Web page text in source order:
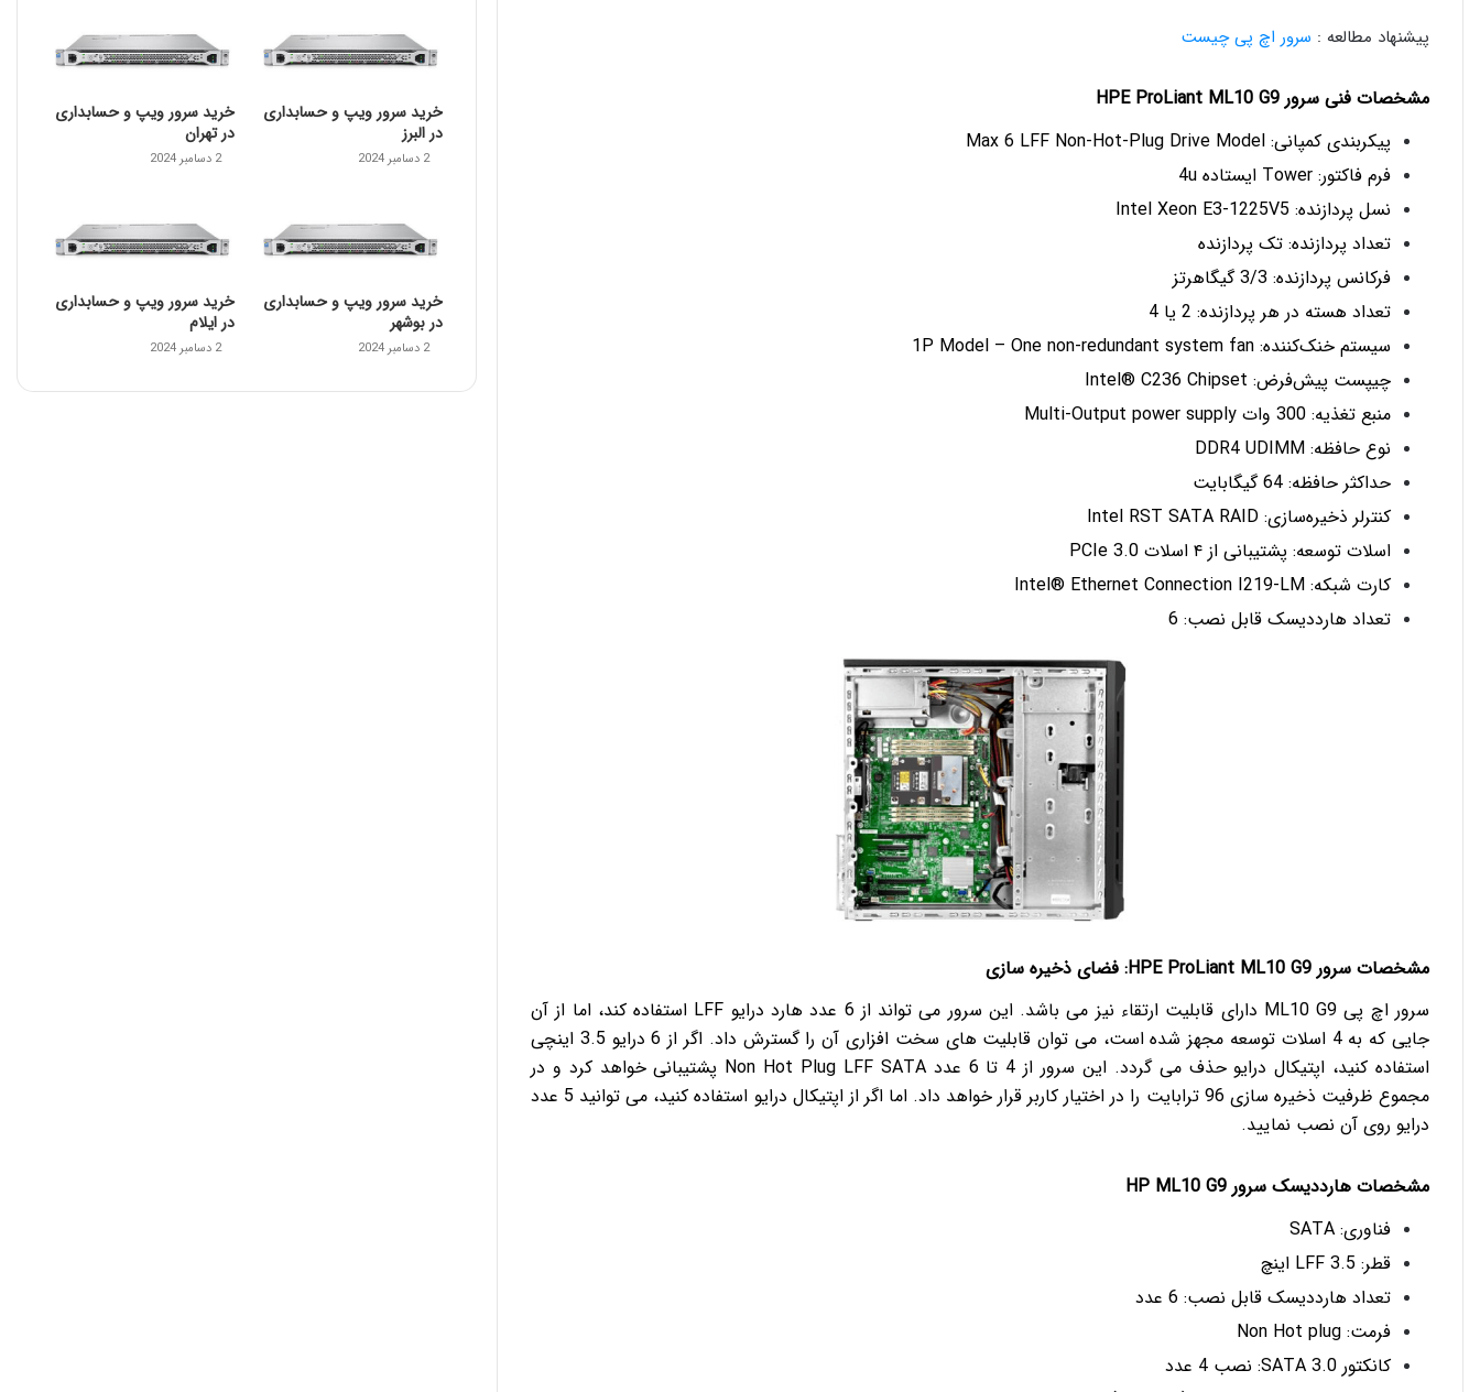
پیشنهاد مطالعه : سرور اچ پی چیست
مشخصات فنی سرور HPE ProLiant ML10 G9
پیکربندی کمپانی: Max 6 LFF Non-Hot-Plug Drive Model
فرم فاکتور: Tower ایستاده 4u
نسل پردازنده: Intel Xeon E3-1225V5
تعداد پردازنده: تک پردازنده
فرکانس پردازنده: 3/3 گیگاهرتز
تعداد هسته در هر پردازنده: 2 یا 4
سیستم خنک‎‌کننده: 1P Model – One non-redundant system fan
چیپست پیش‌فرض: Intel® C236 Chipset
منبع تغذیه: 300 وات Multi-Output power supply
نوع حافظه: DDR4 UDIMM
حداکثر حافظه: 64 گیگابایت
کنترلر ذخیره‌سازی: Intel RST SATA RAID
اسلات توسعه: پشتیبانی از ۴ اسلات 3.0 PCIe
کارت شبکه: Intel® Ethernet Connection I219-LM
تعداد هارددیسک قابل نصب: 6
مشخصات سرور HPE ProLiant ML10 G9: فضای ذخیره سازی
سرور اچ پی ML10 G9 دارای قابلیت ارتقاء نیز می باشد. این سرور می تواند از 6 عدد هارد درایو LFF استفاده کند، اما از آن
جایی که به 4 اسلات توسعه مجهز شده است، می توان قابلیت های سخت افزاری آن را گسترش داد. اگر از 6 درایو 3.5 اینچی
استفاده کنید، اپتیکال درایو حذف می گردد. این سرور از 4 تا 6 عدد Non Hot Plug LFF SATA پشتیبانی خواهد کرد و در
مجموع ظرفیت ذخیره سازی 96 ترابایت را در اختیار کاربر قرار خواهد داد. اما اگر از اپتیکال درایو استفاده کنید، می توانید 5 عدد
درایو روی آن نصب نمایید.
مشخصات هارددیسک سرور HP ML10 G9
فناوری: SATA
قطر: LFF 3.5 اینچ
تعداد هارددیسک قابل نصب: 6 عدد
فرمت: Non Hot plug
کانکتور SATA 3.0: نصب 4 عدد
خرید سرور ویپ و حسابداری
در البرز
2 دسامبر 2024
خرید سرور ویپ و حسابداری
در تهران
2 دسامبر 2024
خرید سرور ویپ و حسابداری
در بوشهر
2 دسامبر 2024
خرید سرور ویپ و حسابداری
در ایلام
2 دسامبر 2024